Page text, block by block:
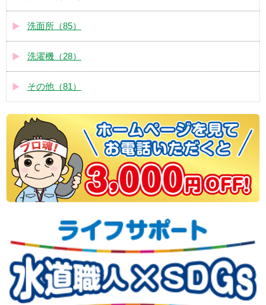
洗面所（85）
洗濯機（28）
その他（81）